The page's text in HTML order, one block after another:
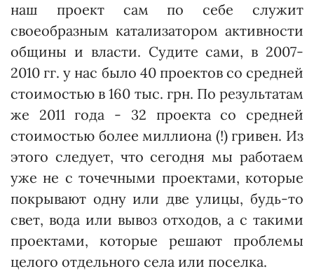
наш проект сам по себе служит
своеобразным катализатором активности
общины и власти. Судите сами, в 2007-
2010 гг. у нас было 40 проектов со средней
стоимостью в 160 тыс. грн. По результатам
же 2011 года - 32 проекта со средней
стоимостью более миллиона (!) гривен. Из
этого следует, что сегодня мы работаем
уже не с точечными проектами, которые
покрывают одну или две улицы, будь-то
свет, вода или вывоз отходов, а с такими
проектами, которые решают проблемы
целого отдельного села или поселка.